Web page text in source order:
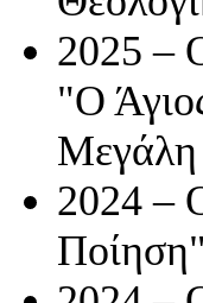
2025 –
"Ο
2024 –